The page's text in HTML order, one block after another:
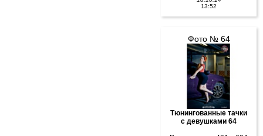
13:52
Фото № 64
Тюнингованные тачки
с девушками 64